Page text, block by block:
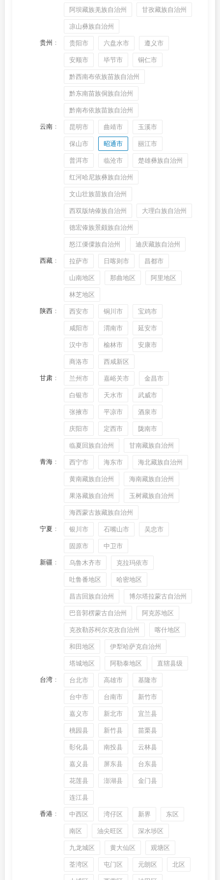
阿坝藏族羌族自治州 甘孜藏族自治州
凉山彝族自治州
贵州 ： 贵阳市 六盘水市 遵义市
安顺市 毕节市 铜仁市
黔西南布依族苗族自治州
黔东南苗族侗族自治州
黔南布依族苗族自治州
云南： 昆明市 曲靖市 玉溪市
保山市 昭通市 丽江市
普洱市 临沧市 楚雄彝族自治州
红河哈尼族彝族自治州
文山壮族苗族自治州
西双版纳傣族自治州 大理白族自治州
德宏傣族景颇族自治州
怒江傈僳族自治州 迪庆藏族自治州
西藏： 拉萨市 日喀则市 昌都市
山南地区 那曲地区 阿里地区
林芝地区
陕西： 西安市 铜川市 宝鸡市
咸阳市 渭南市 延安市
汉中市 榆林市 安康市
商洛市 西咸新区
甘肃： 兰州市 嘉峪关市 金昌市
白银市 天水市 武威市
张掖市 平凉市 酒泉市
庆阳市 定西市 陇南市
临夏回族自治州 甘南藏族自治州
青海： 西宁市 海东市 海北藏族自治州
黄南藏族自治州 海南藏族自治州
果洛藏族自治州 玉树藏族自治州
海西蒙古族藏族自治州
宁夏 ： 银川市 石嘴山市 吴忠市
固原市 中卫市
新疆 ： 乌鲁木齐市 克拉玛依市
吐鲁番地区 哈密地区
昌吉回族自治州 博尔塔拉蒙古自治州
巴音郭楞蒙古自治州 阿克苏地区
克孜勒苏柯尔克孜自治州 喀什地区
和田地区 伊犁哈萨克自治州
塔城地区 阿勒泰地区 直辖县级
台湾： 台北市 高雄市 基隆市
台中市 台南市 新竹市
嘉义市 新北市 宜兰县
桃园县 新竹县 苗栗县
彰化县 南投县 云林县
嘉义县 屏东县 台东县
花莲县 澎湖县 金门县
连江县
香港： 中西区 湾仔区 新界 东区
南区 油尖旺区 深水埗区
九龙城区 黄大仙区 观塘区
荃湾区 屯门区 元朗区 北区